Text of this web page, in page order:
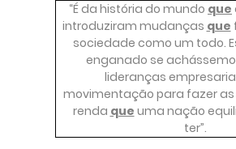
“É da história do mundo que
introduziram mudanças que
sociedade como um todo.
enganado se
lideranças
movimentação para fazer
renda que uma nação
ter”.